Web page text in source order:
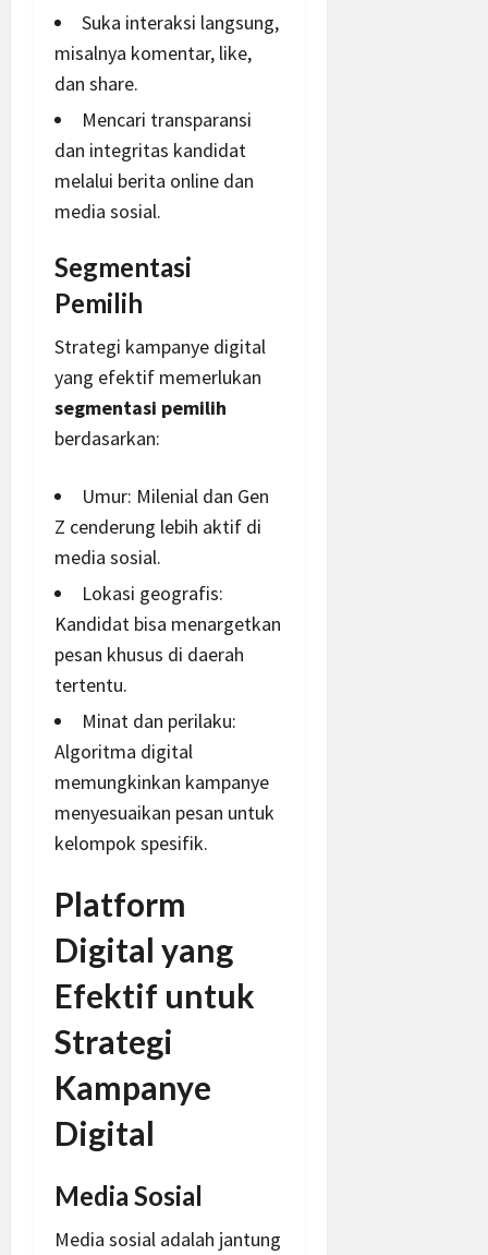
Suka interaksi langsung,
misalnya komentar, like,
dan share.
Mencari transparansi
dan integritas kandidat
melalui berita online dan
media sosial.
Segmentasi
Pemilih
Strategi kampanye digital
yang efektif memerlukan
segmentasi pemilih
berdasarkan:
Umur: Milenial dan Gen
Z cenderung lebih aktif di
media sosial.
Lokasi geografis:
Kandidat bisa menargetkan
pesan khusus di daerah
tertentu.
Minat dan perilaku:
Algoritma digital
memungkinkan kampanye
menyesuaikan pesan untuk
kelompok spesifik.
Platform
Digital yang
Efektif untuk
Strategi
Kampanye
Digital
Media Sosial
Media sosial adalah jantung